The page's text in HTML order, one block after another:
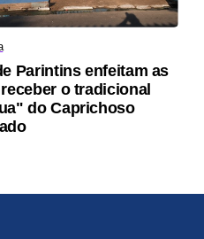
Parintins enfeitam as
o tradicional
do Caprichoso